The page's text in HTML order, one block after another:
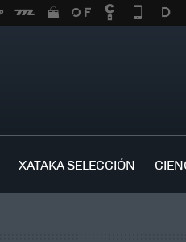
XATAKA SELECCIÓN